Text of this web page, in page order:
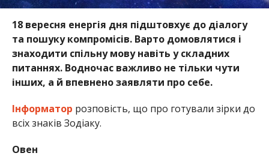
18 вересня енергія дня підштовхує до діалогу
та пошуку компромісів. Варто домовлятися і
знаходити спільну мову навіть у складних
питаннях. Водночас важливо не тільки чути
інших, а й впевнено заявляти про себе.
Інформатор розповість, що про готували зірки до
всіх знаків Зодіаку.
Овен